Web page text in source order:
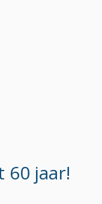
60 jaar!